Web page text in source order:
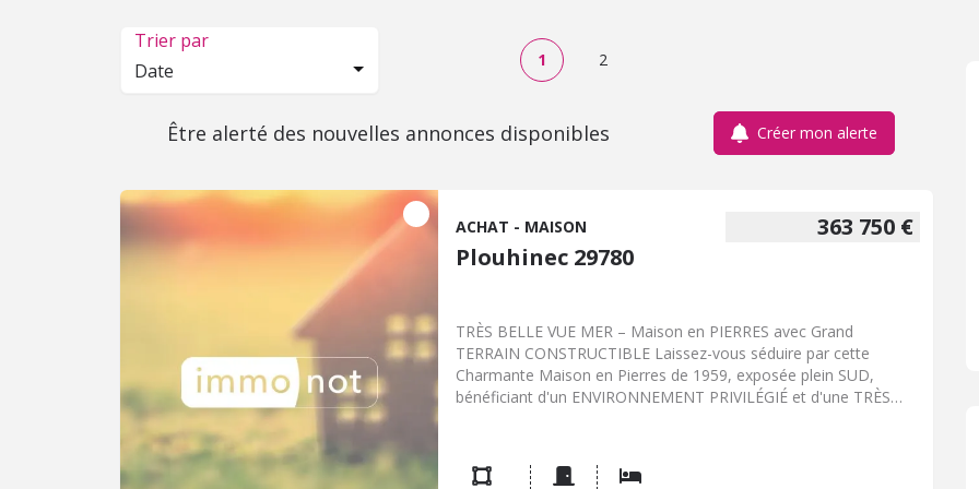
Trier par
Date
1 2
Être alerté des nouvelles annonces disponibles Créer mon alerte
363 750 €
ACHAT - MAISON
Plouhinec 29780
TRÈS BELLE VUE MER – Maison en PIERRES avec Grand
TERRAIN CONSTRUCTIBLE Laissez-vous séduire par cette
Charmante Maison en Pierres de 1959, exposée plein SUD,
bénéficiant d'un ENVIRONNEMENT PRIVILÉGIÉ et d'une TRÈS
Cuisine Aménagée, une Salle d'Eau, un WC indépendant ainsi
qu'un Cellier avec Grenier au-dessus. À l'étage, le palier dessert 2